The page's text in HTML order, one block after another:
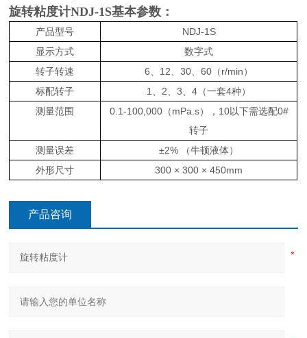
旋转粘度计NDJ-1S基本参数：
产品型号
NDJ-1S
显示方式
数字式
转子转速
6、12、30、60（r/min）
标配转子
1、2、3、4（一套4种）
测量范围
0.1-100,000（mPa.s），10以下需选配0#
转子
测量误差
±2% （牛顿液体）
外形尺寸
300 × 300 × 450mm
产品咨询